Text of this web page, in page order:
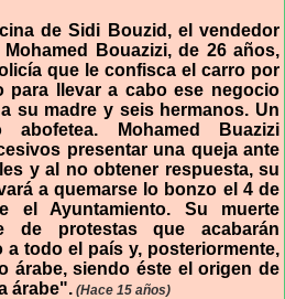
de Sidi Bouzid, el vendedor
Bouazizi, de 26 años,
que le confisca el carro por
para llevar a cabo ese negocio
su madre y seis hermanos. Un
Mohamed Buazizi
presentar una queja ante
y al no obtener respuesta, su
a quemarse lo bonzo el 4 de
el Ayuntamiento. Su muerte
de protestas que acabarán
a todo el país y, posteriormente,
árabe, siendo éste el origen de
árabe". (Hace 15 años)